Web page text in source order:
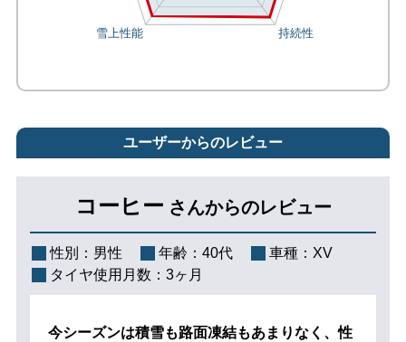
ユーザーからのレビュー
コーヒー さんからのレビュー
性別： 男性 年齢： 40代 車種： XV
タイヤ使用月数： 3ヶ月
今シーズンは積雪も路面凍結もあまりなく、性